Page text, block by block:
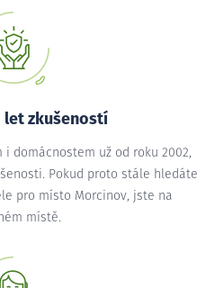
let zkušeností
domácnostem už od roku 2002,
Pokud proto stále hledáte
pro místo Morcinov, jste na
místě.